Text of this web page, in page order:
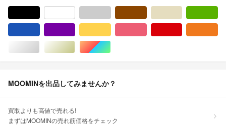
シルバー/銀色系ゴールド/金色系マルチカラー
MOOMINを出品してみませんか？
買取よりも高値で売れる!
まずはMOOMINの売れ筋価格をチェック